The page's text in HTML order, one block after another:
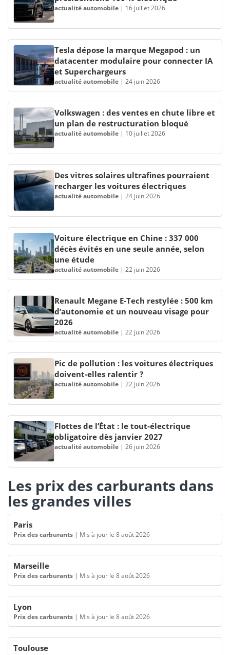
actualité automobile | 16 juillet 2026
Tesla dépose la marque Megapod : un
datacenter modulaire pour connecter IA
et Superchargeurs
actualité automobile | 24 juin 2026
Volkswagen : des ventes en chute libre et
un plan de restructuration bloqué
actualité automobile | 10 juillet 2026
Des vitres solaires ultrafines pourraient
recharger les voitures électriques
actualité automobile | 24 juin 2026
Voiture électrique en Chine : 337 000
décès évités en une seule année, selon
une étude
actualité automobile | 22 juin 2026
Renault Megane E-Tech restylée : 500 km
d’autonomie et un nouveau visage pour
2026
actualité automobile | 22 juin 2026
Pic de pollution : les voitures électriques
doivent-elles ralentir ?
actualité automobile | 22 juin 2026
Flottes de l’État : le tout-électrique
obligatoire dès janvier 2027
actualité automobile | 26 juin 2026
Les prix des carburants dans
les grandes villes
Paris
Prix des carburants | Mis à jour le 8 août 2026
Marseille
Prix des carburants | Mis à jour le 8 août 2026
Lyon
Prix des carburants | Mis à jour le 8 août 2026
Toulouse